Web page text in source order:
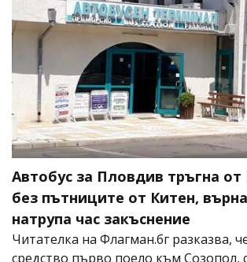
Автобус за Пловдив тръгна
без пътниците от Китен,
натрупа час закъснение
Читателка на Флагман.бг разказва,
средство първо поело към Созопол,